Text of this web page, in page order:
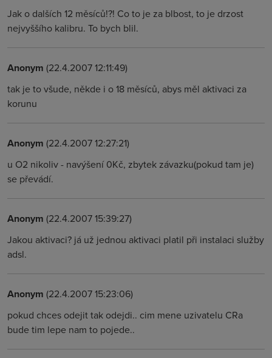
Jak o dalších 12 měsíců!?! Co to je za blbost, to je drzost
nejvyššího kalibru. To bych blil.
Anonym (22.4.2007 12:11:49)
tak je to všude, někde i o 18 měsíců, abys měl aktivaci za
korunu
Anonym (22.4.2007 12:27:21)
u O2 nikoliv - navýšení 0Kč, zbytek závazku(pokud tam je)
se převádí.
Anonym (22.4.2007 15:39:27)
Jakou aktivaci? já už jednou aktivaci platil při instalaci služby
adsl.
Anonym (22.4.2007 15:23:06)
pokud chces odejit tak odejdi.. cim mene uzivatelu CRa
bude tim lepe nam to pojede..